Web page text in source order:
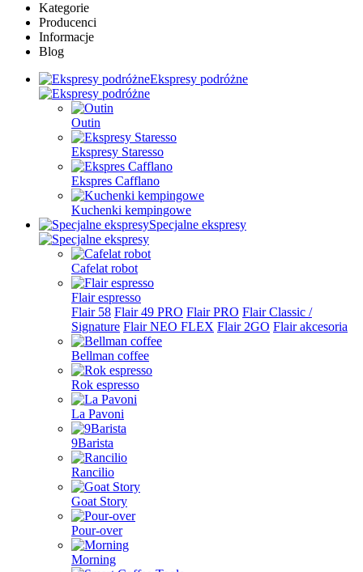
Kategorie
Producenci
Informacje
Blog
Ekspresy podróżne
Outin
Ekspresy Staresso
Ekspres Cafflano
Kuchenki kempingowe
Specjalne ekspresy
Cafelat robot
Flair espresso
Flair 58 Flair 49 PRO Flair PRO Flair Classic /
Signature Flair NEO FLEX Flair 2GO Flair akcesoria
Bellman coffee
Rok espresso
La Pavoni
9Barista
Rancilio
Goat Story
Pour-over
Morning